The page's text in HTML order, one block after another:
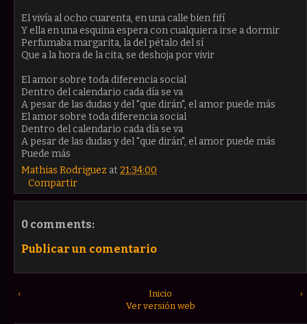
El vivía al ocho cuarenta, en una calle bien fifí
Y ella en una esquina espera con cualquiera irse a dormir
Perfumaba margarita, la del pétalo del sí
Que a la hora de la cita, se deshoja por vivir
El amor sobre toda diferencia social
Dentro del calendario cada día se va
A pesar de las dudas y del "que dirán", el amor puede más
El amor sobre toda diferencia social
Dentro del calendario cada día se va
A pesar de las dudas y del "que dirán", el amor puede más
Puede más
Mathias Rodriguez at 21:34:00
Compartir
0 comments:
Publicar un comentario
‹ ›
Inicio
Ver versión web